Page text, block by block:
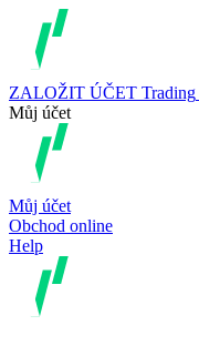
ZALOŽIT ÚČET Trading
Můj účet
Můj účet
Obchod online
Help